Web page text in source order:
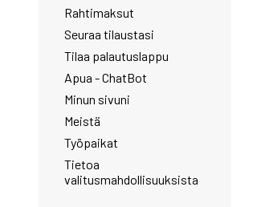
Rahtimaksut
Seuraa tilaustasi
Tilaa palautuslappu
Apua - ChatBot
Minun sivuni
Meistä
Työpaikat
Tietoa
valitusmahdollisuuksista